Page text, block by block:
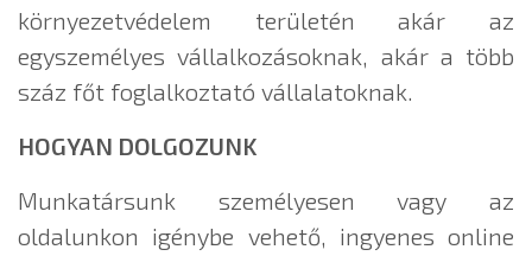
környezetvédelem területén akár az
egyszemélyes vállalkozásoknak, akár a több
száz főt foglalkoztató vállalatoknak.
HOGYAN DOLGOZUNK
Munkatársunk személyesen vagy az
oldalunkon igénybe vehető, ingyenes online